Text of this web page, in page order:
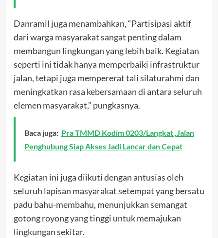
Danramil juga menambahkan, “Partisipasi aktif
dari warga masyarakat sangat penting dalam
membangun lingkungan yang lebih baik. Kegiatan
seperti ini tidak hanya memperbaiki infrastruktur
jalan, tetapi juga mempererat tali silaturahmi dan
meningkatkan rasa kebersamaan di antara seluruh
elemen masyarakat,” pungkasnya.
Baca juga: Pra TMMD Kodim 0203/Langkat ,Jalan
Penghubung Siap Akses Jadi Lancar dan Cepat
Kegiatan ini juga diikuti dengan antusias oleh
seluruh lapisan masyarakat setempat yang bersatu
padu bahu-membahu, menunjukkan semangat
gotong royong yang tinggi untuk memajukan
lingkungan sekitar.